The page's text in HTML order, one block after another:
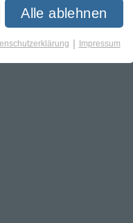
Alle ablehnen
| Impressum